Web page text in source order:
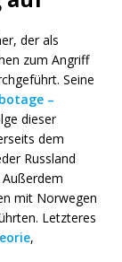
der als
zum Angriff
Seine
–
dieser
dem
Russland
mit Norwegen
Letzteres
,